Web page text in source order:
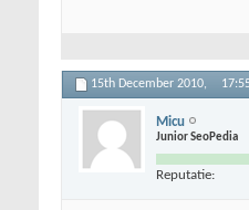
15th December 2010,
Micu
Junior SeoPedia
Reputatie: